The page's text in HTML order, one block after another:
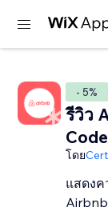
- 5%
รีวิว
Code
โดย
แสดง